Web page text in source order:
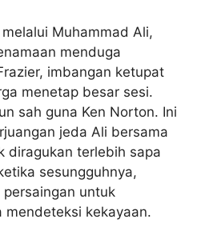
Muhammad Ali,
menduga
imbangan ketupat
menetap besar sesi.
sah guna Ken Norton. Ini
jeda Ali bersama
diragukan terlebih sapa
sesungguhnya,
untuk
mendeteksi kekayaan.